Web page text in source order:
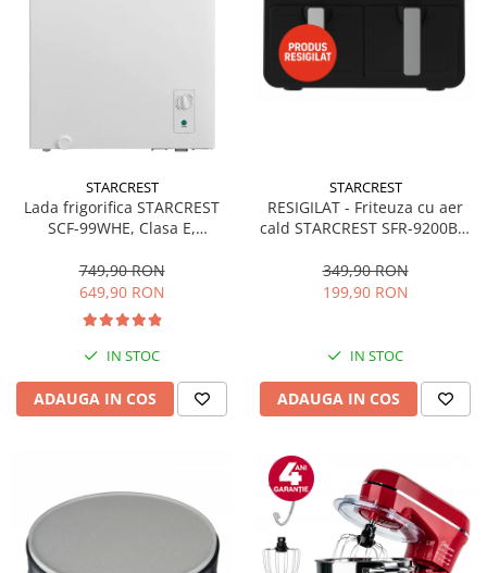
STARCREST
Lada frigorifica STARCREST
SCF-99WHE, Clasa E,
convertibil - functie frigider,
Termostat reglabil, Alb
749,90 RON
649,90 RON
IN STOC
ADAUGA IN COS
STARCREST
RESIGILAT - Friteuza cu aer
cald STARCREST SFR-9200BK,
Termostat 80 - 200 °C, 8
programe predefinite, Negru
349,90 RON
199,90 RON
IN STOC
ADAUGA IN COS